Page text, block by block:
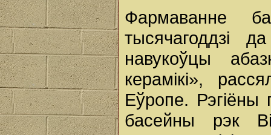
Фармаванне
тысячагоддзі
навукоўцы
керамікі»,
Еўропе.
басейны рэк